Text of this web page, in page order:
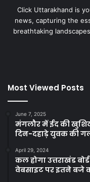
Click Uttarakhand is
news, capturing the
breathtaking
Most Viewed Posts
June 7, 2025
मंगलौर में ईद की
दिन-दहाड़े युवक की
April 29, 2024
कल होगा उत्तराखंड
वेबसाइट पर इतने